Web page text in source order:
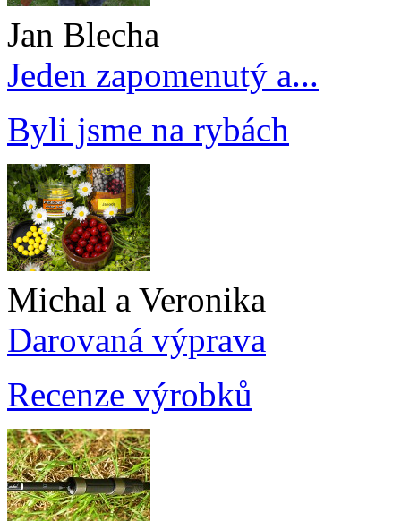
Jan Blecha
Jeden zapomenutý a...
Byli jsme na rybách
Michal a Veronika
Darovaná výprava
Recenze výrobků